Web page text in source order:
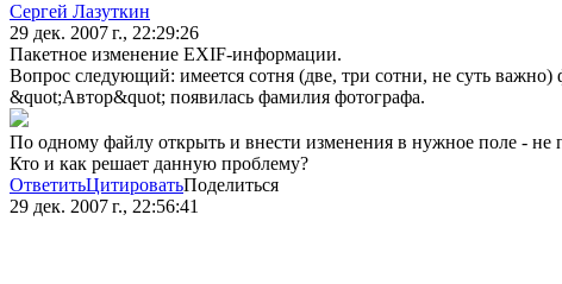
Сергей Лазуткин
29 дек. 2007 г., 22:29:26
Пакетное изменение EXIF-информации.
Вопрос следующий: имеется сотня (две, три сотни, не суть
&quot;Автор&quot; появилась фамилия фотографа.
По одному файлу открыть и внести изменения в нужное поле - не
Кто и как решает данную проблему?
ОтветитьЦитироватьПоделиться
29 дек. 2007 г., 22:56:41